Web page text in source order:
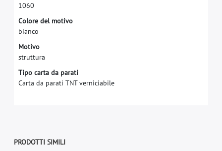
1060
Colore del motivo
bianco
Motivo
struttura
Tipo carta da parati
Carta da parati TNT verniciabile
PRODOTTI SIMILI